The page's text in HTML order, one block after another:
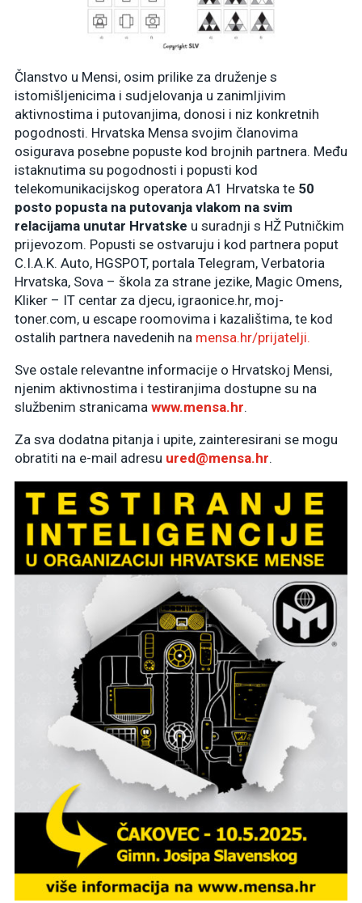
Članstvo u Mensi, osim prilike za druženje s
istomišljenicima i sudjelovanja u zanimljivim
aktivnostima i putovanjima, donosi i niz konkretnih
pogodnosti. Hrvatska Mensa svojim članovima
osigurava posebne popuste kod brojnih partnera. Među
istaknutima su pogodnosti i popusti kod
telekomunikacijskog operatora A1 Hrvatska te 50
posto popusta na putovanja vlakom na svim
relacijama unutar Hrvatske u suradnji s HŽ Putničkim
prijevozom. Popusti se ostvaruju i kod partnera poput
C.I.A.K. Auto, HGSPOT, portala Telegram, Verbatoria
Hrvatska, Sova – škola za strane jezike, Magic Omens,
Kliker – IT centar za djecu, igraonice.hr, moj-
toner.com, u escape roomovima i kazalištima, te kod
ostalih partnera navedenih na mensa.hr/prijatelji.
Sve ostale relevantne informacije o Hrvatskoj Mensi,
njenim aktivnostima i testiranjima dostupne su na
službenim stranicama www.mensa.hr.
Za sva dodatna pitanja i upite, zainteresirani se mogu
obratiti na e-mail adresu ured@mensa.hr.